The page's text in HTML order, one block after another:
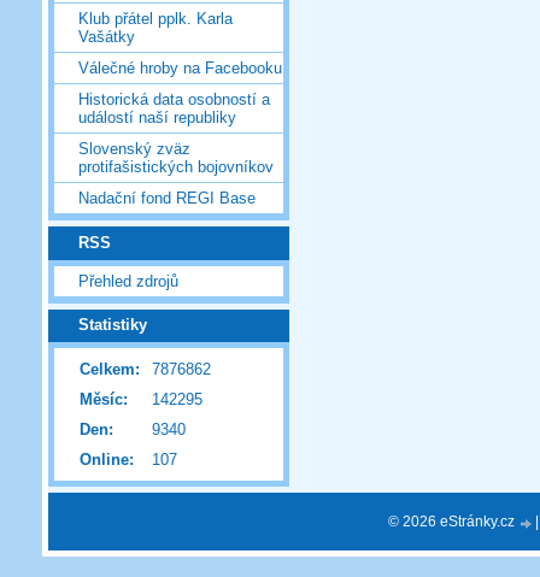
Klub přátel pplk. Karla
Vašátky
Válečné hroby na Facebooku
Historická data osobností a
událostí naší republiky
Slovenský zväz
protifašistických bojovníkov
Nadační fond REGI Base
RSS
Přehled zdrojů
Statistiky
Online: 107
Celkem:
7876862
Měsíc:
142295
Den:
9340
© 2026 eStránky.cz